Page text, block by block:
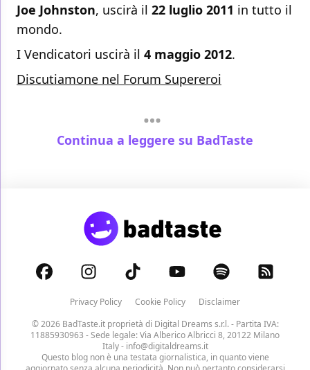
Joe Johnston, uscirà il 22 luglio 2011 in tutto il
mondo.
I Vendicatori uscirà il 4 maggio 2012.
Discutiamone nel Forum Supereroi
Continua a leggere su BadTaste
Privacy Policy Cookie Policy
Disclaimer
© 2026 BadTaste.it proprietà di Digital Dreams s.r.l.- Partita IVA:
11885930963 - Sede legale: Via Alberico Albricci 8, 20122 Milano
Italy - info@digitaldreams.it
Questo blog non è una testata giornalistica, in quanto viene